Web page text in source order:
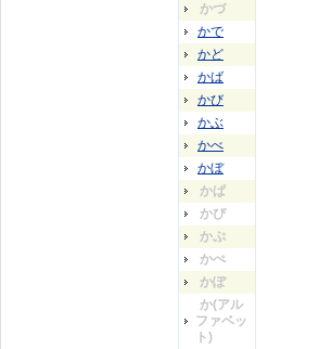
かづ
かで
かど
かば
かび
かぶ
かべ
かぼ
かぱ
かぴ
かぷ
かぺ
かぽ
か(アル
ファベッ
ト)